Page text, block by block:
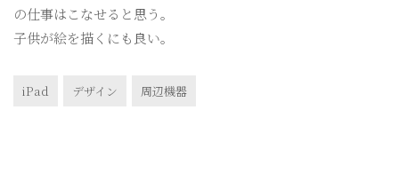
の仕事はこなせると思う。
子供が絵を描くにも良い。
iPad デザイン 周辺機器